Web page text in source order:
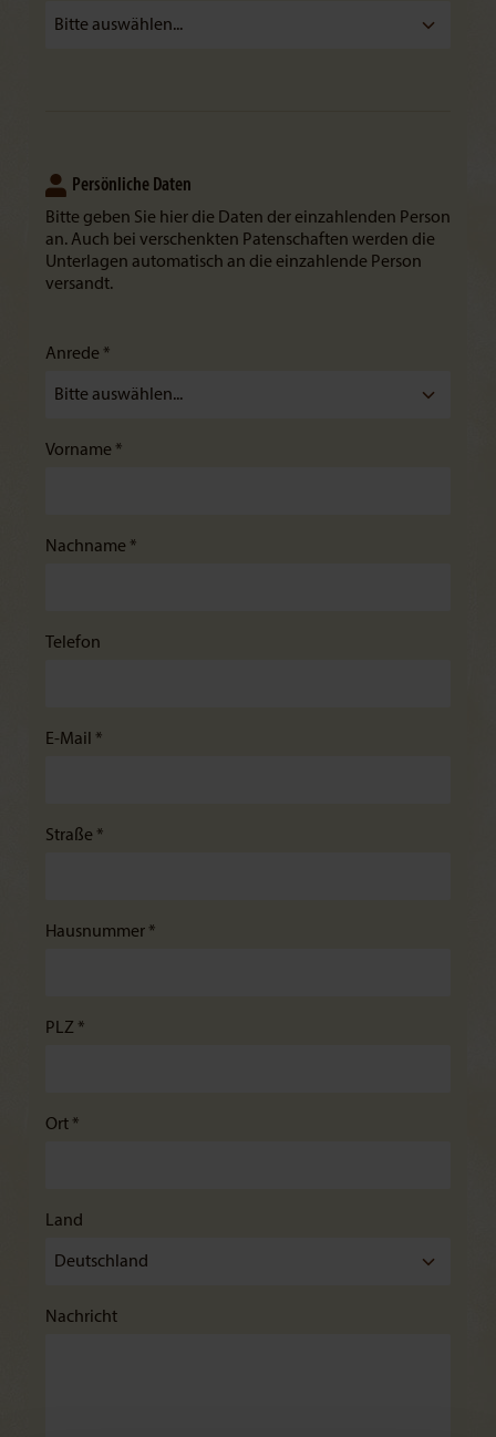
Persönliche Daten
Bitte geben Sie hier die Daten der einzahlenden Person
an. Auch bei verschenkten Patenschaften werden die
Unterlagen automatisch an die einzahlende Person
versandt.
Anrede *
Vorname *
Nachname *
Telefon
E-Mail *
Straße *
Hausnummer *
PLZ *
Ort *
Land
Nachricht